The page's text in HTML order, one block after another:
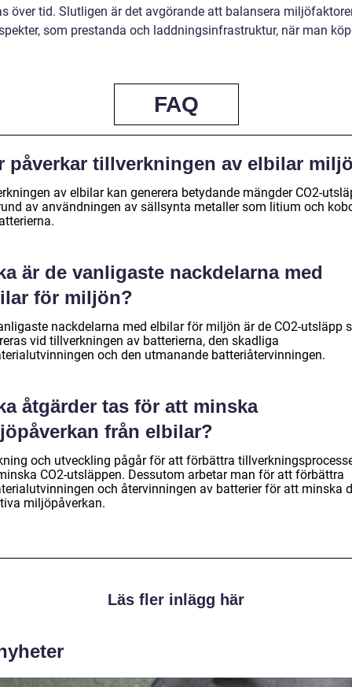
över tid. Slutligen är det avgörande att balansera
som prestanda och laddningsinfrastruktur, när man
FAQ
påverkar tillverkningen av elbilar
av elbilar kan generera betydande mängder CO2-
av användningen av sällsynta metaller som litium och
är de vanligaste nackdelarna med
för miljön?
nackdelarna med elbilar för miljön är de CO2-utsläpp
vid tillverkningen av batterierna, den skadliga
och den utmanande batteriåtervinningen.
åtgärder tas för att minska
från elbilar?
och utveckling pågår för att förbättra
CO2-utsläppen. Dessutom arbetar man för att förbättra
och återvinningen av batterier för att minska
miljöpåverkan.
Läs fler inlägg här